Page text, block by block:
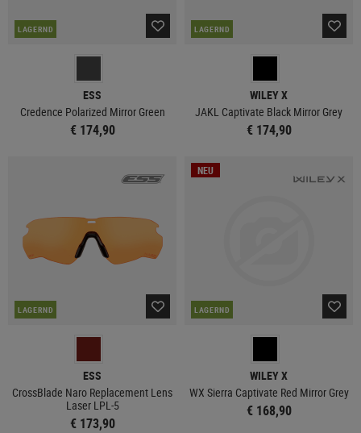
LAGERND
ESS
Credence Polarized Mirror Green
€ 174,90
LAGERND
WILEY X
JAKL Captivate Black Mirror Grey
€ 174,90
LAGERND
ESS
CrossBlade Naro Replacement Lens
Laser LPL-5
€ 173,90
NEU
LAGERND
WILEY X
WX Sierra Captivate Red Mirror Grey
€ 168,90